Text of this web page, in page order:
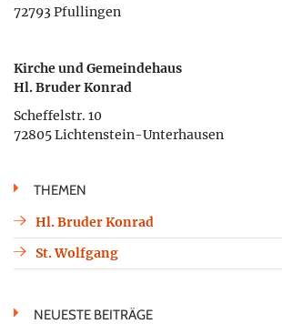
72793 Pfullingen
Kirche und Gemeindehaus
Hl. Bruder Konrad
Scheffelstr. 10
72805 Lichtenstein-Unterhausen
THEMEN
Hl. Bruder Konrad
St. Wolfgang
NEUESTE BEITRÄGE